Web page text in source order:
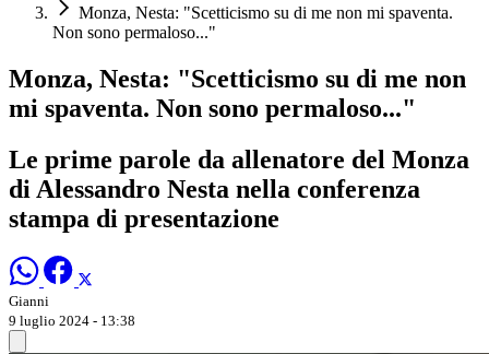
Monza, Nesta: "Scetticismo su di me non mi spaventa.
Non sono permaloso..."
Monza, Nesta: "Scetticismo su di me non
mi spaventa. Non sono permaloso..."
Le prime parole da allenatore del Monza
di Alessandro Nesta nella conferenza
stampa di presentazione
Gianni
9 luglio 2024 - 13:38